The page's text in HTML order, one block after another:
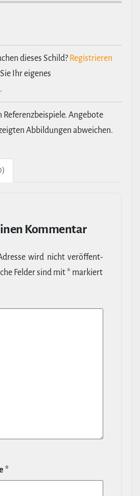
dieses Schild? Registrieren
Ihr eigenes
Angebote
Abbildungen abweichen.
Kommentar
wird nicht ver­öf­fent­
Felder sind mit* markiert
*